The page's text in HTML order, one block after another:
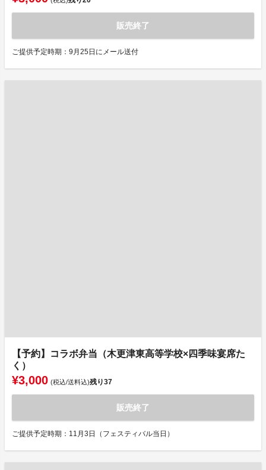
販売終了
ご提供予定時期：9月25日にメール送付
【予約】コラボ弁当（木更津東高等学校×四季味宴席た
く）
¥3,000 (税込/送料込)残り37
販売終了
ご提供予定時期：11月3日（フェスティバル当日）